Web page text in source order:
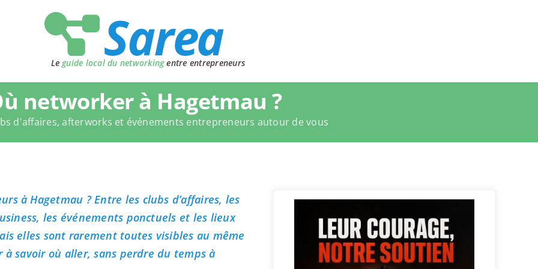
Le guide local du networkingentre entrepreneurs
networker à Hagetmau ?
d'affaires, afterworks et événements entrepreneurs autour de vous
à Hagetmau ? Entre les clubs d’affaires, les
les événements ponctuels et les lieux
elles sont rarement toutes visibles au même
savoir où aller, sans perdre du temps à